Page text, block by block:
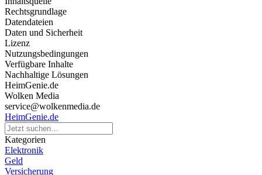
Rechtsgrundlage
Datendateien
Daten und Sicherheit
Lizenz
Nutzungsbedingungen
Verfügbare Inhalte
Nachhaltige Lösungen
HeimGenie.de
Wolken Media
service@wolkenmedia.de
HeimGenie.de
Kategorien
Elektronik
Geld
Versicherung